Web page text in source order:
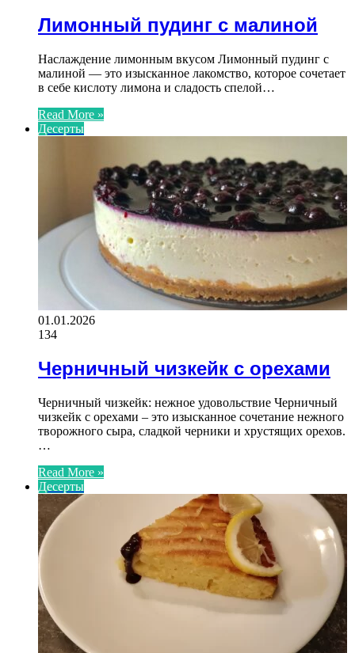
Лимонный пудинг с малиной
Наслаждение лимонным вкусом Лимонный пудинг с
малиной — это изысканное лакомство, которое сочетает
в себе кислоту лимона и сладость спелой…
Read More »
Десерты
01.01.2026
134
Черничный чизкейк с орехами
Черничный чизкейк: нежное удовольствие Черничный
чизкейк с орехами – это изысканное сочетание нежного
творожного сыра, сладкой черники и хрустящих орехов.
…
Read More »
Десерты